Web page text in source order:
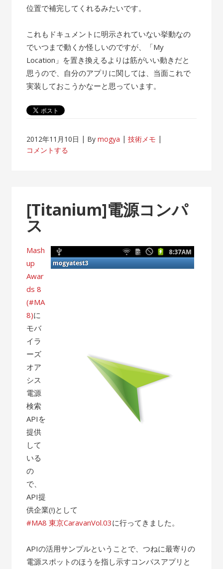
位置で補完してくれるみたいです。
これもドキュメントに明示されていない挙動なの
でいつまで動くか怪しいのですが、「My
Location」を置き換えるよりは筋がいい動きだと
思うので、自分のアプリに関しては、当面これで
実装しておこうかなーと思っています。
2012年11月10日 Bymogya
技術メモ
コメントする
[Titanium]電源コンパ
ス
Mash
up
Awar
ds 8
(#MA
8)に
モバ
イラ
ーズ
オア
シス
電源
検索
APIを
提供
して
いる
の
で、
API提
供企業(!)として
#MA8 東京CaravanVol.03に行ってきました。
APIの活用サンプルということで、つねに最寄りの
電源スポットのほうを指し示すコンパスアプリと